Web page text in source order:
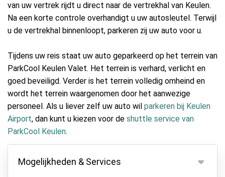
van uw vertrek rijdt u direct naar de vertrekhal van Keulen.
Na een korte controle overhandigt u uw autosleutel. Terwijl
u de vertrekhal binnenloopt, parkeren zij uw auto voor u.
Tijdens uw reis staat uw auto geparkeerd op het terrein van
ParkCool Keulen Valet. Het terrein is verhard, verlicht en
goed beveiligd. Verder is het terrein volledig omheind en
wordt het terrein waargenomen door het aanwezige
personeel. Als u liever zelf uw auto wil parkeren bij Keulen
Airport, dan kunt u kiezen voor de shuttle service van
ParkCool Keulen.
Mogelijkheden & Services